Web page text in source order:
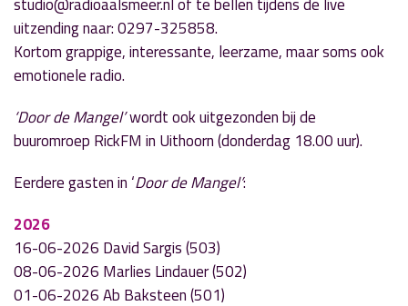
studio@radioaalsmeer.nl of te bellen tijdens de live
uitzending naar: 0297-325858.
Kortom grappige, interessante, leerzame, maar soms ook
emotionele radio.
‘Door de Mangel’wordt ook uitgezonden bij de
buuromroep RickFM in Uithoorn (donderdag 18.00 uur).
Eerdere gasten in ‘Door de Mangel’:
2026
16-06-2026 David Sargis (503)
08-06-2026 Marlies Lindauer (502)
01-06-2026 Ab Baksteen (501)